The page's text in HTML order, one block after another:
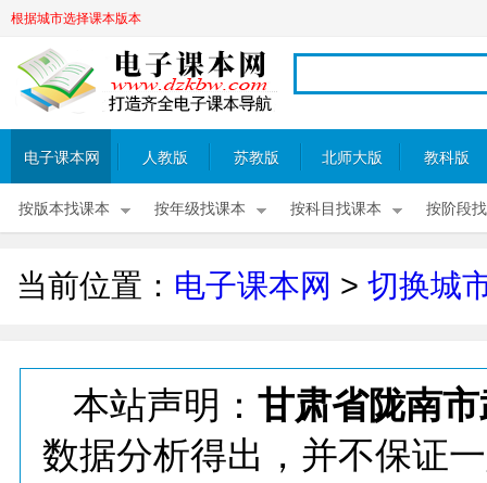
根据城市选择课本版本
电子课本网 人教版 苏教版 北师大版 教科版
按版本找课本 按年级找课本 按科目找课本 按阶段
当前位置： 电子课本网 > 切换城
本站声明： 甘肃省陇南
数据分析得出，并不保证